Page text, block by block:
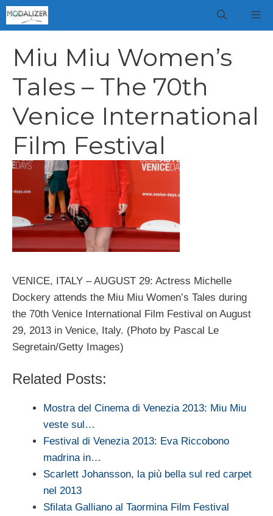
Vai
al
Miu Miu Women’s
Tales – The 70th
Venice International
Film Festival
VENICE, ITALY – AUGUST 29: Actress Michelle
Dockery attends the Miu Miu Women’s Tales during
the 70th Venice International Film Festival on August
29, 2013 in Venice, Italy. (Photo by Pascal Le
Segretain/Getty Images)
Related Posts:
Mostra del Cinema di Venezia 2013: Miu Miu
veste sul…
Festival di Venezia 2013: Eva Riccobono
madrina in…
Scarlett Johansson, la più bella sul red carpet
nel 2013
Sfilata Galliano al Taormina Film Festival